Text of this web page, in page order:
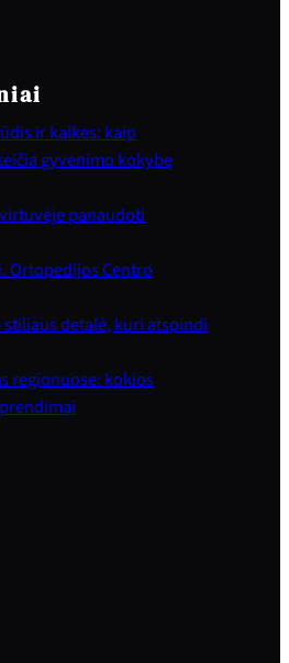
ir kalkes: kaip
gyvenimo kokybę
panaudoti
Ortopedijos Centro
detalė, kuri atspindi
regionuose: kokios